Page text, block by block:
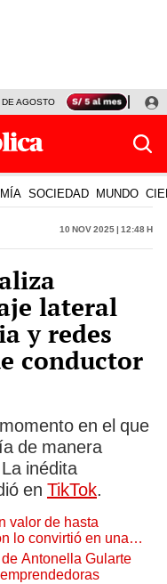
DE AGOSTO TINKA RESULTADOS
SOCIEDAD MUNDO
10 Nov 2025 | 12:48 h
lateral
y redes
conductor
en el que
de manera
inédita
en TikTok.
valor de hasta
lo convirtió en una
de todo el
Antonella Gularte